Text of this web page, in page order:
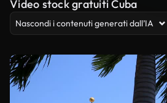
Video stock gratuiti Cuba
Nascondi i contenuti generati dall’IA